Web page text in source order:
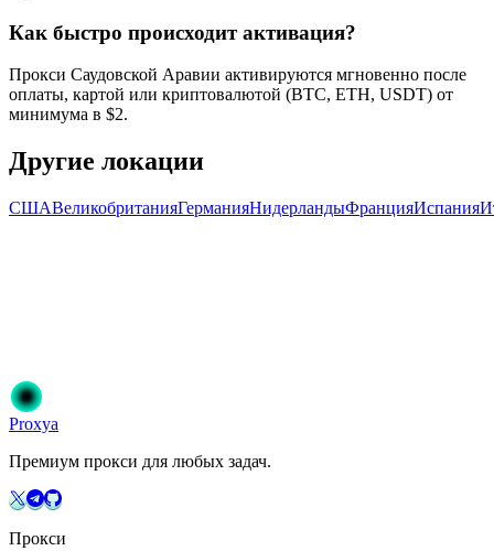
Как быстро происходит активация?
Прокси Саудовской Аравии активируются мгновенно после
оплаты, картой или криптовалютой (BTC, ETH, USDT) от
минимума в $2.
Другие локации
СШАВеликобританияГерманияНидерландыФранцияИспания
Начать
Proxya
Премиум прокси для любых задач.
Прокси